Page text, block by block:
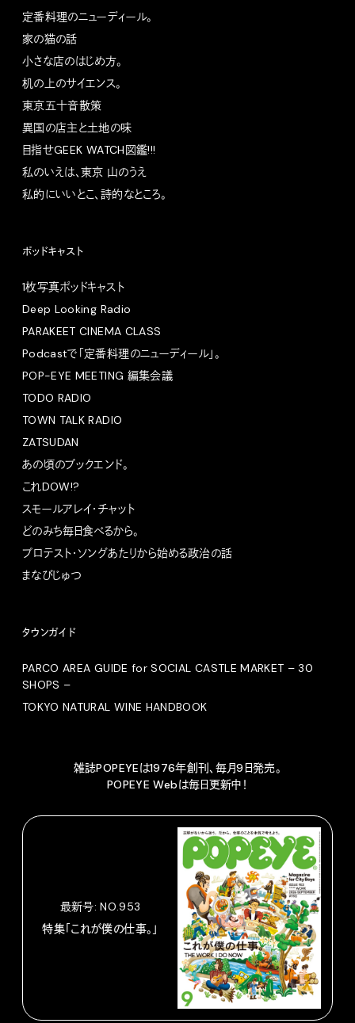
定番料理のニューディール。
家の猫の話
小さな店のはじめ方。
机の上のサイエンス。
東京五十音散策
異国の店主と土地の味
目指せGEEK WATCH図鑑!!!
私のいえは、東京 山のうえ
私的にいいとこ、詩的なところ。
ポッドキャスト
1枚写真ポッドキャスト
Deep Looking Radio
PARAKEET CINEMA CLASS
Podcastで「定番料理のニューディール」。
POP-EYE MEETING 編集会議
TODO RADIO
TOWN TALK RADIO
ZATSUDAN
あの頃のブックエンド。
これDOW!?
スモールアレイ・チャット
どのみち毎日食べるから。
プロテスト・ソングあたりから始める政治の話
まなびじゅつ
タウンガイド
PARCO AREA GUIDE for SOCIAL CASTLE MARKET – 30
SHOPS –
TOKYO NATURAL WINE HANDBOOK
雑誌POPEYEは1976年創刊、毎月9日発売。
POPEYE Webは毎日更新中！
最新号: NO.953
特集「これが僕の仕事。」